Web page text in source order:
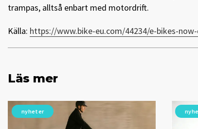
trampas, alltså enbart med motordrift.
Källa: https://www.bike-eu.com/44234/e-bikes-
Läs mer
nyheter